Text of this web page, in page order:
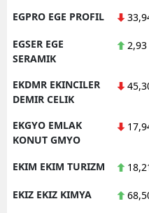
EGPRO EGE PROFIL
EGSER EGE
SERAMIK
2,93
EKDMR EKINCILER
DEMIR CELIK
EKGYO EMLAK
KONUT GMYO
EKIM EKIM TURIZM
EKIZ EKIZ KIMYA